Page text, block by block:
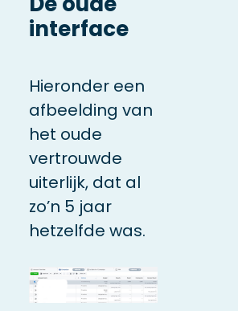
interface
Hieronder een
afbeelding van
het oude
vertrouwde
uiterlijk, dat al
zo’n 5 jaar
hetzelfde was.